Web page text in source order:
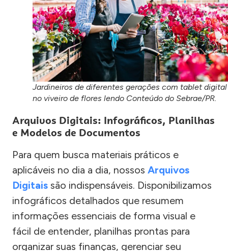
Jardineiros de diferentes gerações com tablet digital
no viveiro de flores lendo Conteúdo do Sebrae/PR.
Arquivos Digitais: Infográficos, Planilhas
e Modelos de Documentos
Para quem busca materiais práticos e
aplicáveis no dia a dia, nossos Arquivos
Digitais são indispensáveis. Disponibilizamos
infográficos detalhados que resumem
informações essenciais de forma visual e
fácil de entender, planilhas prontas para
organizar suas finanças, gerenciar seu